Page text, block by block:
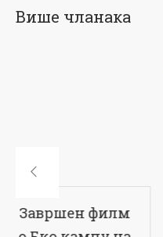
Више чланака
ИЗВЈЕШТАЈ О